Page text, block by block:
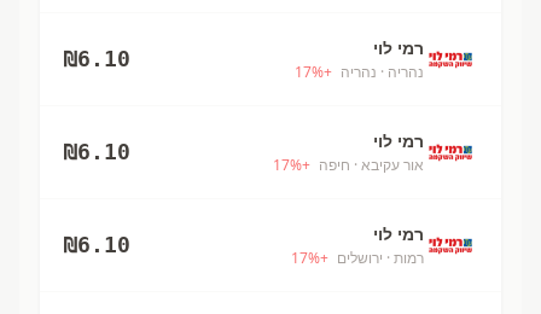
רמי לוי
נהריה · נהריה +
17%
₪6.10
רמי לוי
אור עקיבא · חיפה +
17%
₪6.10
רמי לוי
רמות · ירושלים +
17%
₪6.10